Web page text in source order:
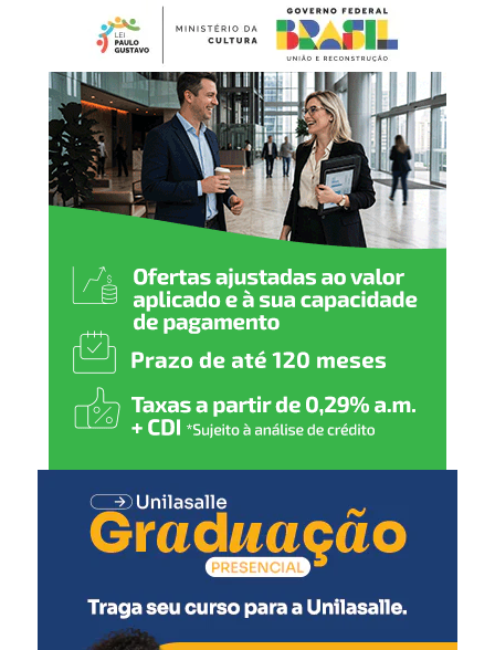
Operacionais para uma Ação Humanitária e de
Desenvolvimento Inclusiva”, que teve como tema central
a tragédia de 2024 e a resposta integrada.
O governador Eduardo Leite apresentou os números da
maior tragédia climática do Estado e os investimentos do
Rio Grande do Sul que superam os R$ 260 milhões na
criação do Centro Estadual de Gestão Integrada de Riscos
e Desastres, de Centros Regionais de Gestão Integrada de
Riscos e Desastres, do Centro Internacional de Estudos
Climáticos e do Centro de Excelência para Recuperação